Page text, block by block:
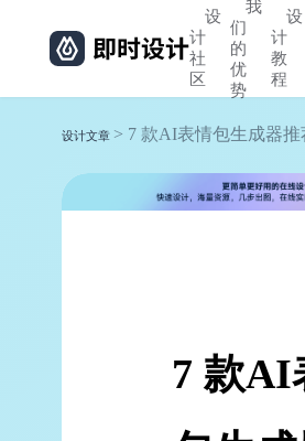
设
计
社
区
我
们
的
优
势
设
计
教
程
设计文章 > 7 款AI表情包生成器
7 款AI